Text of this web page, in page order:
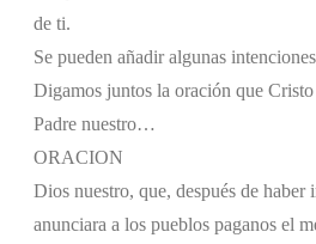
de ti.
Se pueden añadir algunas
Digamos juntos la oración que
Padre nuestro…
ORACION
Dios nuestro, que, después de
anunciara a los pueblos paganos el